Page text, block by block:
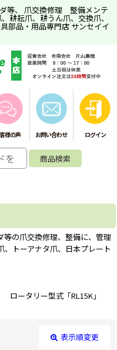
等、 爪交換修理 整備メンテ
耕耘爪、耕うん爪、交換爪、
部品・用品専門店 サンセイイ
様の声 お問い合わせ ログイン
等の爪交換修理、整備に、管理
トーアナタ爪、日本プレート
ロータリー型式「RL15K」
表示順変更